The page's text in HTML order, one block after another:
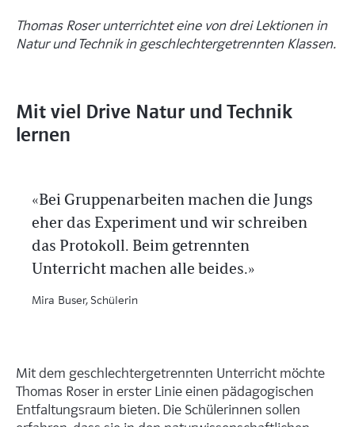
Thomas Roser unterrichtet eine von drei Lektionen in
Natur und Technik in geschlechtergetrennten Klassen.
Mit viel Drive Natur und Technik
lernen
Bei Gruppenarbeiten machen die Jungs
eher das Experiment und wir schreiben
das Protokoll. Beim getrennten
Unterricht machen alle beides.
Mira Buser, Schülerin
Mit dem geschlechtergetrennten Unterricht möchte
Thomas Roser in erster Linie einen pädagogischen
Entfaltungsraum bieten. Die Schülerinnen sollen